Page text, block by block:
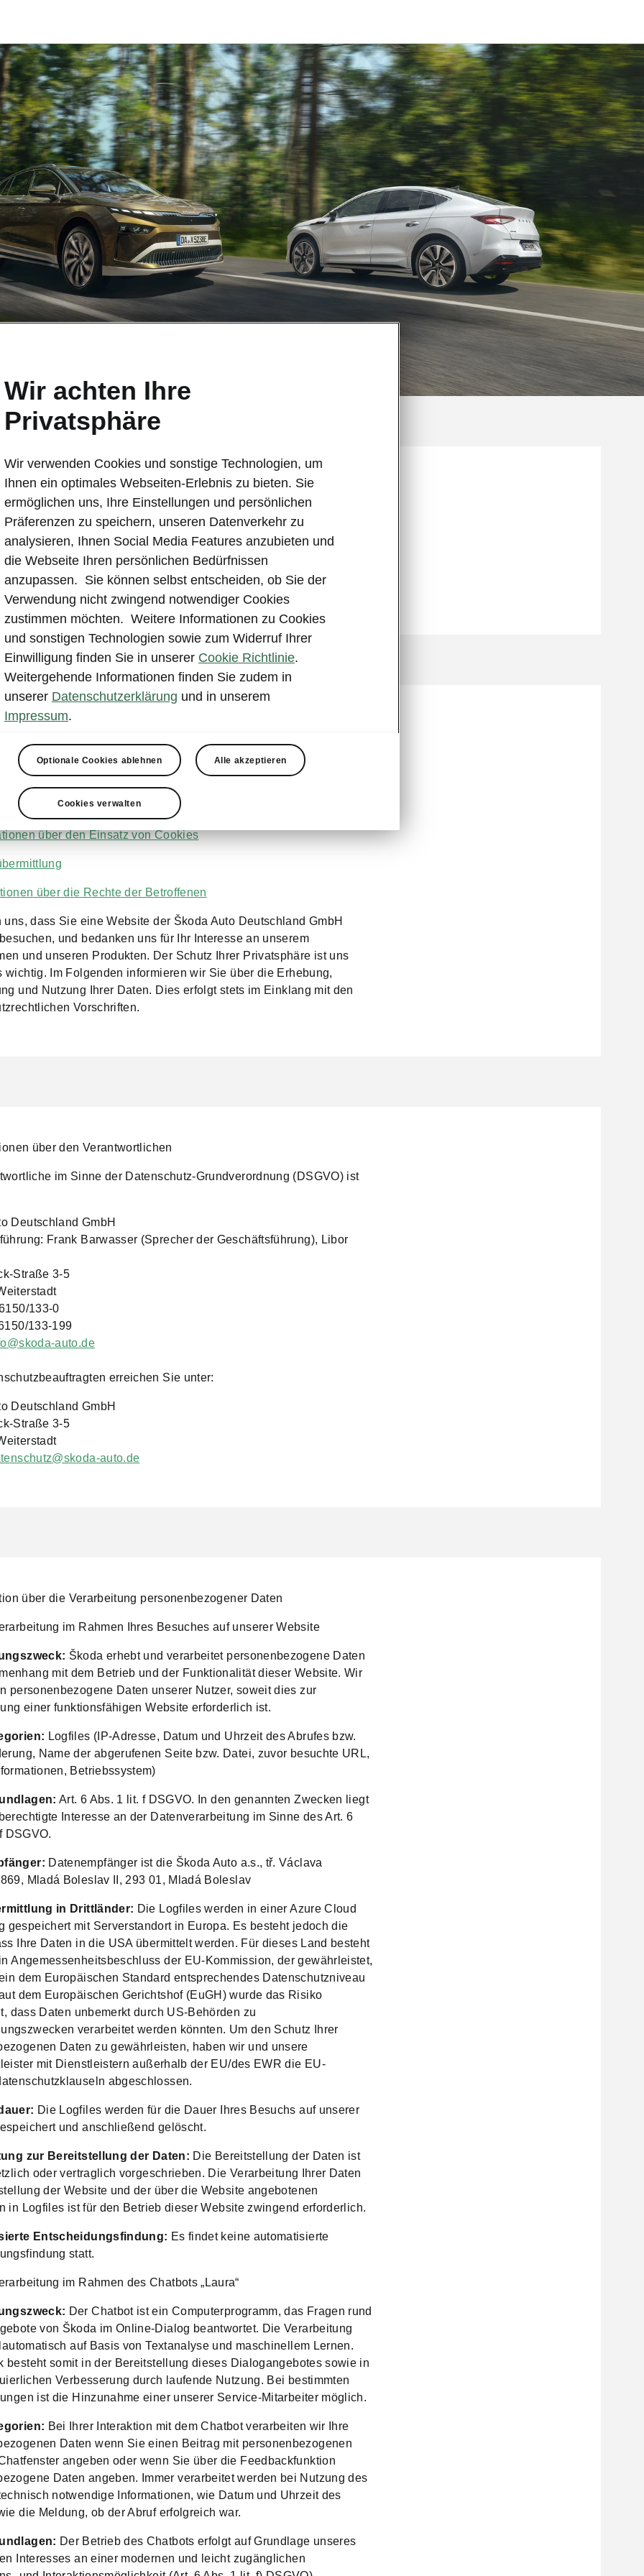
Hinweise
für Veranstaltungen
Hinweise
über den Verantwortlichen
über die Verarbeitung personenbezogener Daten
über den Einsatz von Cookies
über die Rechte der Betroffenen
uns, dass Sie eine Website der Škoda Auto Deutschland GmbH
besuchen, und bedanken uns für Ihr Interesse an unserem
und unseren Produkten. Der Schutz Ihrer Privatsphäre ist uns
wichtig. Im Folgenden informieren wir Sie über die Erhebung,
und Nutzung Ihrer Daten. Dies erfolgt stets im Einklang mit den
Vorschriften.
über den Verantwortlichen
im Sinne der Datenschutz-Grundverordnung (DSGVO) ist
Deutschland GmbH
Frank Barwasser (Sprecher der Geschäftsführung), Libor
Straße 3-5
133-0
133-199
auto.de
erreichen Sie unter:
Deutschland GmbH
Straße 3-5
auto.de
über die Verarbeitung personenbezogener Daten
im Rahmen Ihres Besuches auf unserer Website
Škoda erhebt und verarbeitet personenbezogene Daten
mit dem Betrieb und der Funktionalität dieser Website. Wir
personenbezogene Daten unserer Nutzer, soweit dies zur
einer funktionsfähigen Website erforderlich ist.
Logfiles (IP-Adresse, Datum und Uhrzeit des Abrufes bzw.
Name der abgerufenen Seite bzw. Datei, zuvor besuchte URL,
Betriebssystem)
Art. 6 Abs. 1 lit. f DSGVO. In den genannten Zwecken liegt
Interesse an der Datenverarbeitung im Sinne des Art. 6
DSGVO.
Datenempfänger ist die Škoda Auto a.s., tř. Václava
Mladá Boleslav II, 293 01, Mladá Boleslav
in Drittländer: Die Logfiles werden in einer Azure Cloud
gespeichert mit Serverstandort in Europa. Es besteht jedoch die
Ihre Daten in die USA übermittelt werden. Für dieses Land besteht
Angemessenheitsbeschluss der EU-Kommission, der gewährleistet,
dem Europäischen Standard entsprechendes Datenschutzniveau
dem Europäischen Gerichtshof (EuGH) wurde das Risiko
dass Daten unbemerkt durch US-Behörden zu
verarbeitet werden könnten. Um den Schutz Ihrer
Daten zu gewährleisten, haben wir und unsere
mit Dienstleistern außerhalb der EU/des EWR die EU-
abgeschlossen.
Die Logfiles werden für die Dauer Ihres Besuchs auf unserer
und anschließend gelöscht.
zur Bereitstellung der Daten: Die Bereitstellung der Daten ist
oder vertraglich vorgeschrieben. Die Verarbeitung Ihrer Daten
der Website und der über die Website angebotenen
in Logfiles ist für den Betrieb dieser Website zwingend erforderlich.
Entscheidungsfindung: Es findet keine automatisierte
statt.
im Rahmen des Chatbots „Laura“
Der Chatbot ist ein Computerprogramm, das Fragen rund
von Škoda im Online-Dialog beantwortet. Die Verarbeitung
auf Basis von Textanalyse und maschinellem Lernen.
besteht somit in der Bereitstellung dieses Dialogangebotes sowie in
Verbesserung durch laufende Nutzung. Bei bestimmten
ist die Hinzunahme einer unserer Service-Mitarbeiter möglich.
Bei Ihrer Interaktion mit dem Chatbot verarbeiten wir Ihre
Daten wenn Sie einen Beitrag mit personenbezogenen
angeben oder wenn Sie über die Feedbackfunktion
Daten angeben. Immer verarbeitet werden bei Nutzung des
notwendige Informationen, wie Datum und Uhrzeit des
die Meldung, ob der Abruf erfolgreich war.
Der Betrieb des Chatbots erfolgt auf Grundlage unseres
Interesses an einer modernen und leicht zugänglichen
Wir achten Ihre
Privatsphäre
Wir verwenden Cookies und sonstige Technologien, um
Ihnen ein optimales Webseiten-Erlebnis zu bieten. Sie
ermöglichen uns, Ihre Einstellungen und persönlichen
Präferenzen zu speichern, unseren Datenverkehr zu
analysieren, Ihnen Social Media Features anzubieten und
die Webseite Ihren persönlichen Bedürfnissen
anzupassen. Sie können selbst entscheiden, ob Sie der
Verwendung nicht zwingend notwendiger Cookies
zustimmen möchten. Weitere Informationen zu Cookies
und sonstigen Technologien sowie zum Widerruf Ihrer
Einwilligung finden Sie in unserer Cookie Richtlinie.
Weitergehende Informationen finden Sie zudem in
unserer Datenschutzerklärung und in unserem
Impressum.
Optionale Cookies ablehnen Alle akzeptieren
Cookies verwalten